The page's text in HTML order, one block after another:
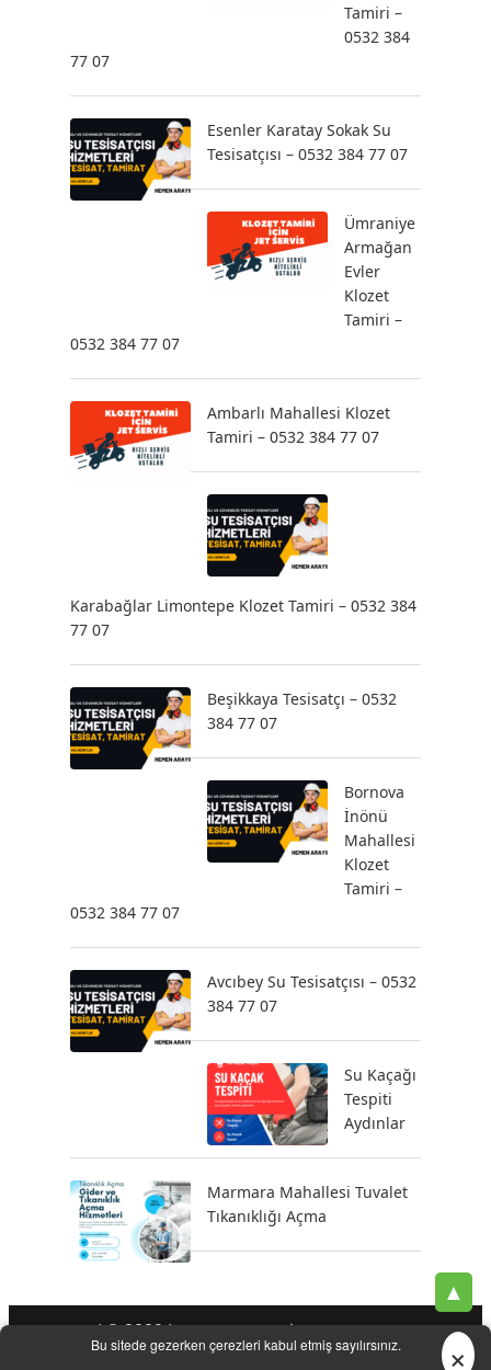
Tamiri –
0532 384
77 07
Esenler Karatay Sokak Su
Tesisatçısı – 0532 384 77 07
Ümraniye
Armağan
Evler
Klozet
Tamiri –
0532 384 77 07
Ambarlı Mahallesi Klozet
Tamiri – 0532 384 77 07
Karabağlar Limontepe Klozet Tamiri – 0532 384
77 07
Beşikkaya Tesisatçı – 0532
384 77 07
Bornova
İnönü
Mahallesi
Klozet
Tamiri –
0532 384 77 07
Avcıbey Su Tesisatçısı – 0532
384 77 07
Su Kaçağı
Tespiti
Aydınlar
Marmara Mahallesi Tuvalet
Tıkanıklığı Açma
Bu sitede gezerken çerezleri kabul etmiş sayılırsınız. ×
▲
| © 2020 |- - - Klozet
Su Kaçak Tespiti-Su Tesisatçı-Su Tesisat Hizmetleri-